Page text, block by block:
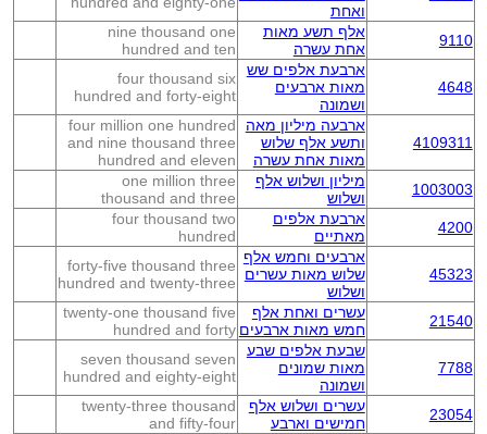
ואחת
9110
אלף תשע מאות
אחת עשרה
nine thousand one
hundred and ten
4648
ארבעת אלפים שש
מאות ארבעים
ושמונה
four thousand six
hundred and forty-eight
4109311
ארבעה מיליון מאה
ותשע אלף שלוש
מאות אחת עשרה
four million one hundred
and nine thousand three
hundred and eleven
1003003
מיליון ושלוש אלף
ושלוש
one million three
thousand and three
4200
ארבעת אלפים
מאתיים
four thousand two
hundred
45323
ארבעים וחמש אלף
שלוש מאות עשרים
ושלוש
forty-five thousand three
hundred and twenty-three
21540
עשרים ואחת אלף
חמש מאות ארבעים
twenty-one thousand five
hundred and forty
7788
שבעת אלפים שבע
מאות שמונים
ושמונה
seven thousand seven
hundred and eighty-eight
23054
עשרים ושלוש אלף
חמישים וארבע
twenty-three thousand
and fifty-four